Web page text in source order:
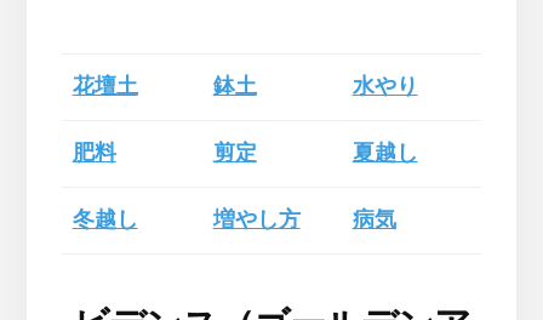
花壇土 鉢土 水やり
肥料 剪定 夏越し
冬越し 増やし方 病気